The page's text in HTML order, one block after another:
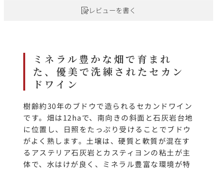
レビューを書く
ミネラル豊かな畑で育まれ
た、優美で洗練されたセカン
ドワイン
樹齢約30年のブドウで造られるセカンドワイン
です。畑は12haで、南向きの斜面と石灰岩台地
に位置し、日照をたっぷり受けることでブドウ
がよく熟します。土壌は、硬質と軟質が混在す
るアステリア石灰岩とカスティヨンの粘土が主
体で、水はけが良く、ミネラル豊富な環境が特